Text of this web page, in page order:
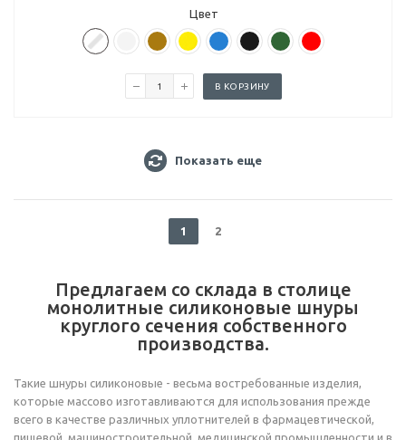
Цвет
В КОРЗИНУ
Показать еще
1 2
Предлагаем со склада в столице
монолитные силиконовые шнуры
круглого сечения собственного
производства.
Такие шнуры силиконовые - весьма востребованные изделия,
которые массово изготавливаются для использования прежде
всего в качестве различных уплотнителей в фармацевтической,
пищевой, машиностроительной, медицинской промышленности и в